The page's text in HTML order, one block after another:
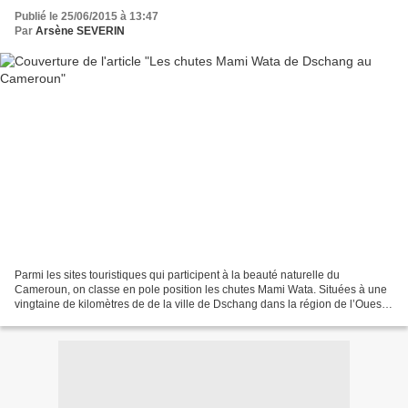
Publié le 25/06/2015 à 13:47
Par Arsène SEVERIN
Parmi les sites touristiques qui participent à la beauté naturelle du
Cameroun, on classe en pole position les chutes Mami Wata. Situées à une
vingtaine de kilomètres de de la ville de Dschang dans la région de l’Ouest